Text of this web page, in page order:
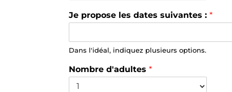
e
l
n
Je propose les dates suivantes :*
Dans l'idéal, indiquez plusieurs options.
Nombre d'adultes*